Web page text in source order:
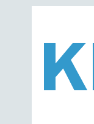
Hauptinhalt
Hauptmenü